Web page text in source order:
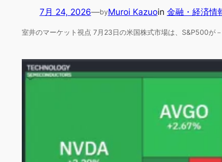
7月 24, 2026—byMuroi Kazuoin 金融・経済情
室井のマーケット視点 7月23日の米国株式市場は、S&P500が